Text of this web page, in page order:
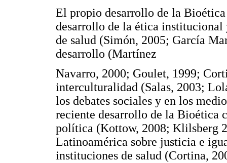
El propio desarrollo de la
desarrollo de la ética
de salud (Simón, 2005; García
desarrollo (Martínez
Navarro, 2000; Goulet, 1999;
interculturalidad (Salas, 2003;
los debates sociales y en los
reciente desarrollo de la Bioética
política (Kottow, 2008; Klilsberg
Latinoamérica sobre justicia e
instituciones de salud (Cortina,